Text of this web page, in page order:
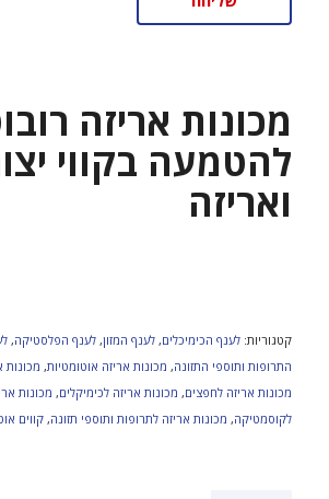
מכונות אריזה
להטמעה בקווי
ואריזה
קטגוריות: לענף הכימיכלים, לענף המזון, לענף הפלסטיקה,
התרופות ותוספי התזונה, מכונות אריזה אוטומטיות, מכונות
מכונות אריזה לחפצים, מכונות אריזה לכימיקלים, מכונות
לקוסמטיקה, מכונות אריזה לתרופות ותוספי תזונה, קווים